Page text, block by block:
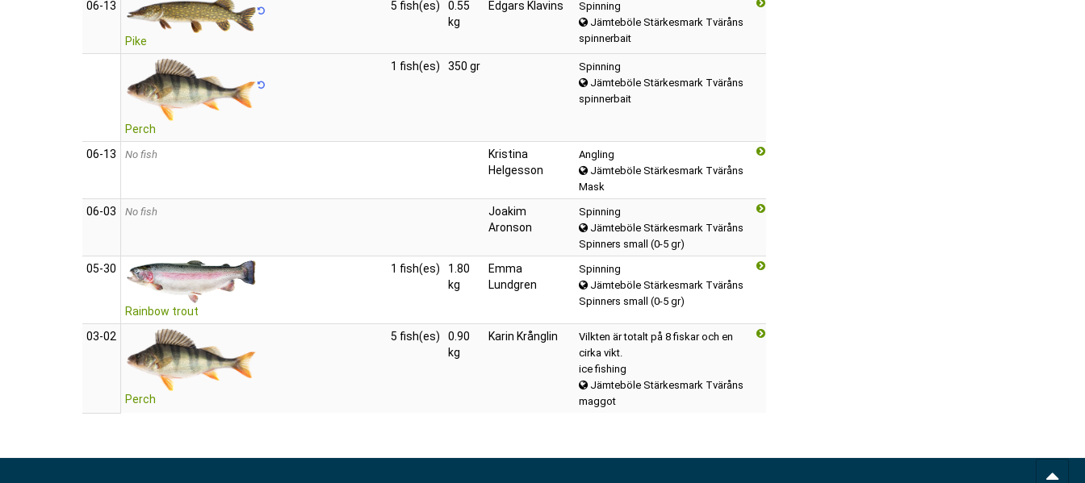
06‑13
Pike
5 fish(es)
0.55
kg
Edgars Klavins
Spinning
Jämteböle Stärkesmark Tväråns
spinnerbait
Perch
1 fish(es) 350 gr
Spinning
Jämteböle Stärkesmark Tväråns
spinnerbait
06‑13 No fish
Kristina
Helgesson
Angling
Jämteböle Stärkesmark Tväråns
Mask
06‑03 No fish
Joakim
Aronson
Spinning
Jämteböle Stärkesmark Tväråns
Spinners small (0-5 gr)
05‑30
Rainbow trout
1 fish(es)
1.80
kg
Emma
Lundgren
Spinning
Jämteböle Stärkesmark Tväråns
Spinners small (0-5 gr)
03‑02
Perch
5 fish(es)
0.90
kg
Karin Krånglin
Vilkten är totalt på 8 fiskar och en
cirka vikt.
ice fishing
Jämteböle Stärkesmark Tväråns
maggot